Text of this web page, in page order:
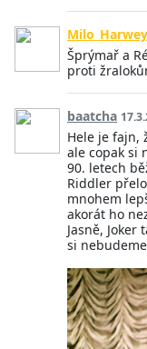
Milo_Harwey
Šprýmař a
proti
baatcha
Hele je fajn,
ale copak si
90. letech
Riddler
mnohem
akorát ho
Jasně,
si